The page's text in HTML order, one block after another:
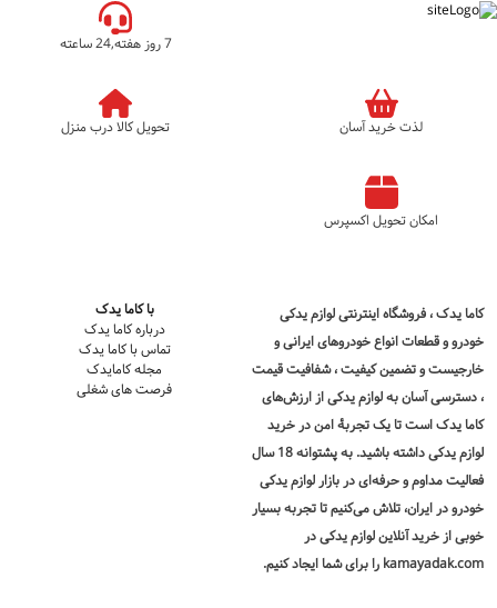
7 روز هفته,24 ساعته
لذت خرید آسان تحویل کالا درب منزل
امکان تحویل اکسپرس
کاما یدک، فروشگاه اینترنتی لوازم یدکی
خودرو و قطعات انواع خودروهای ایرانی و
خارجیست و تضمین کیفیت ، شفافیت قیمت
، دسترسی آسان به لوازم یدکی از ارزش‌های
کاما یدک است تا یک تجربۀ امن درخرید
لوازم یدکی
داشته باشید. به پشتوانه 18 سال
فعالیت مداوم و حرفه‌ای در بازار لوازم یدکی
خودرو در ایران، تلاش می‌کنیم تا تجربه بسیار
خوبی از خرید آنلاین لوازم یدکی در
kamayadak.com را برای شما ایجاد کنیم.
با کاما یدک
درباره کاما یدک
تماس با کاما یدک
مجله کامایدک
فرصت های شغلی